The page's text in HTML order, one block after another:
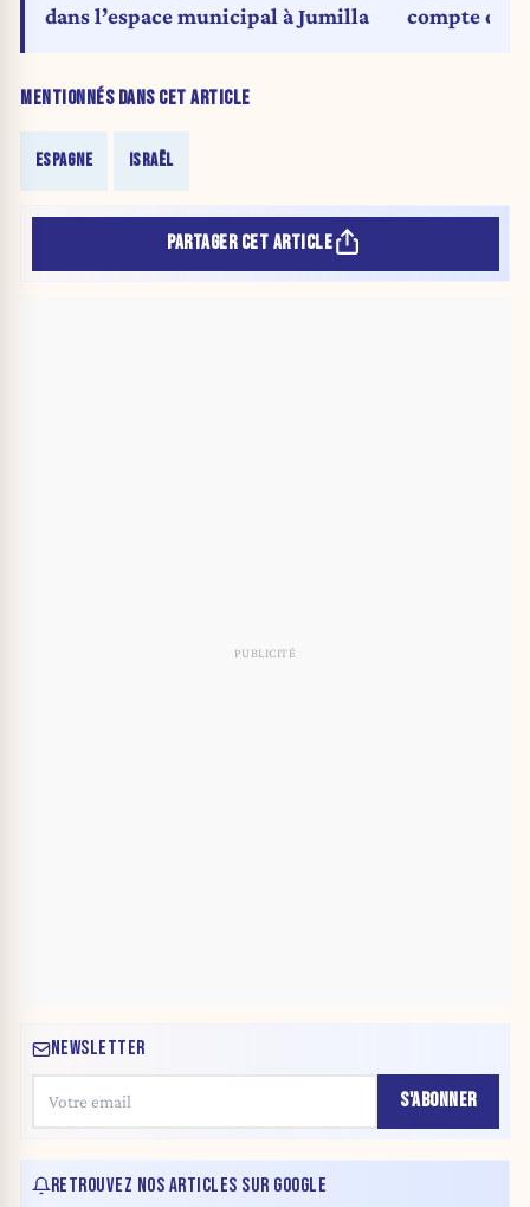
MENTIONNÉS DANS CET ARTICLE
ESPAGNE ISRAËL
dans l’espace municipal à Jumilla
compte
PARTAGER CET ARTICLE
NEWSLETTER
S'ABONNER
RETROUVEZ NOS ARTICLES SUR GOOGLE